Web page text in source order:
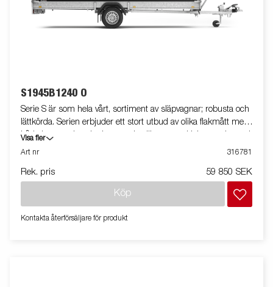
S1945B1240 O
Serie S är som hela vårt, sortiment av släpvagnar; robusta och
lättkörda. Serien erbjuder ett stort utbud av olika flakmått med
både bromsade och obromsade släpvagnar. Helsvetsade med
varmförzinkat chassi, allt för att tåla tuff användning.
släp i serien kan eller har utrustats med tippfunktion. Vagnen
Visa fler
Art nr
316781
Rek. pris 59 850 SEK
Köp
Kontakta återförsäljare för produkt